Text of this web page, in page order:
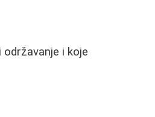
i koje